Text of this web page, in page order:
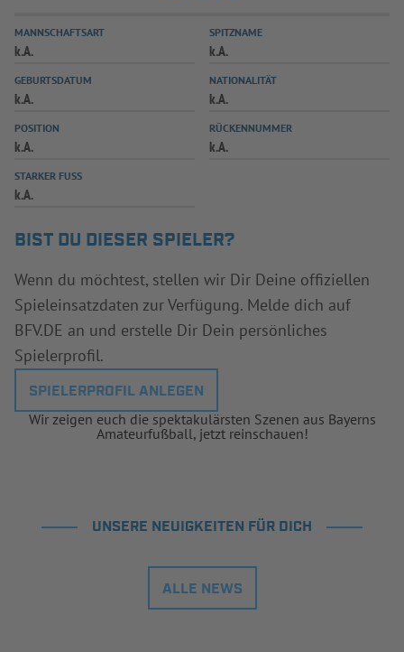
SPIELPLUS
MANNSCHAFTSART
k.A.
SPITZNAME
k.A.
GEBURTSDATUM
k.A.
NATIONALITÄT
k.A.
POSITION
k.A.
RÜCKENNUMMER
k.A.
STARKER FUSS
k.A.
BIST DU DIESER SPIELER?
Wenn du möchtest, stellen wir Dir Deine offiziellen
Spieleinsatzdaten zur Verfügung. Melde dich auf
BFV.DE an und erstelle Dir Dein persönliches
Spielerprofil.
SPIELERPROFIL ANLEGEN
Wir zeigen euch die spektakulärsten Szenen aus Bayerns
Amateurfußball, jetzt reinschauen!
UNSERE NEUIGKEITEN FÜR DICH
ALLE NEWS